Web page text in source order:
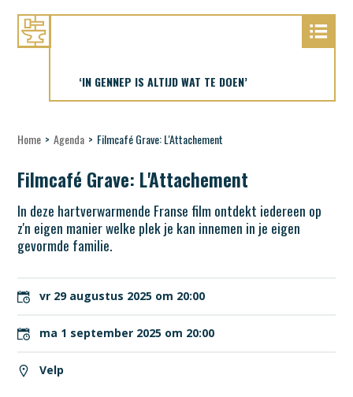
‘IN GENNEP IS ALTIJD WAT TE DOEN’
Home > Agenda > Filmcafé Grave: L'Attachement
Filmcafé Grave: L'Attachement
In deze hartverwarmende Franse film ontdekt iedereen op
z'n eigen manier welke plek je kan innemen in je eigen
gevormde familie.
vr 29 augustus 2025 om 20:00
ma 1 september 2025 om 20:00
Velp